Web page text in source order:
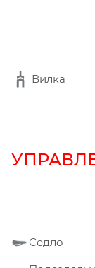
Вилка
Седло